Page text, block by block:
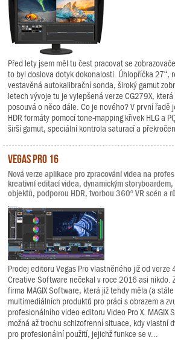
Před lety jsem měl tu čest pracovat se
to byl doslova dotyk dokonalosti. Úhlopříčka 27“,
vestavěná autokalibrační sonda, široký gamut
letech vývoje tu je vylepšená verze CG279X,
posouvá o něco dále. Co je nového? V první řadě
HDR formáty pomocí tone-mapping křivek HLG a
širší gamut, speciální kontrola saturací a
Vegas Pro 16
Nová verze aplikace pro zpracování videa na
kreativní editací videa, dynamickým
objektů, podporou HDR, tvorbou 360º VR scén a
Prodej editoru Vegas Pro vlastněného již od
Creative Software nečekal v roce 2016 asi nikdo.
firma MAGIX Software, která již tehdy měla (a
multimediálních produktů pro práci s obrazem a
profesionálního video editoru Video Pro X. MAGIX
možná až trochu schizofrenní situace, kdy vlastní
pro profesionální použití, jejichž funkce se v...